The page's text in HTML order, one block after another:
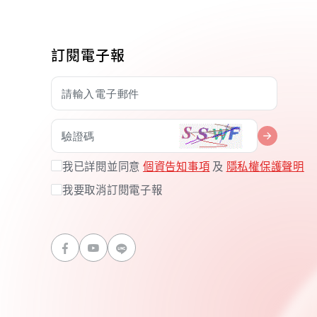
訂閱電子報
我已詳閱並同意 個資告知事項 及 隱私權保護聲明
我要取消訂閱電子報